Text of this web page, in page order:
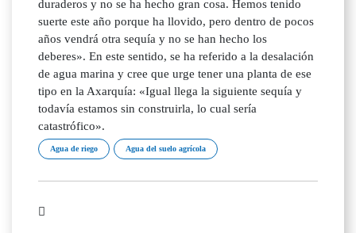
duraderos y no se ha hecho gran cosa. Hemos tenido
suerte este año porque ha llovido, pero dentro de pocos
años vendrá otra sequía y no se han hecho los
deberes». En este sentido, se ha referido a la desalación
de agua marina y cree que urge tener una planta de ese
tipo en la Axarquía: «Igual llega la siguiente sequía y
todavía estamos sin construirla, lo cual sería
catastrófico».
Agua de riego Agua del suelo agrícola